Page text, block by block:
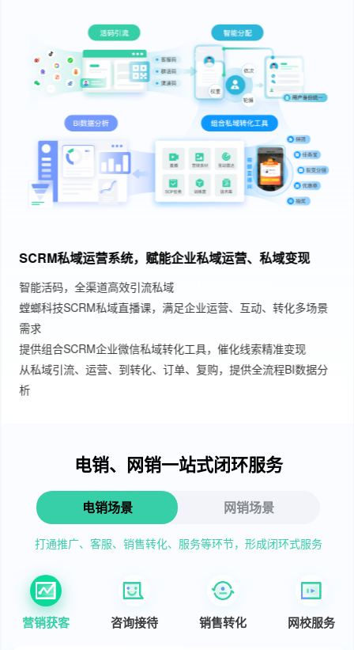
SCRM私域运营系统，赋能企业私域运营、私域变现
智能活码，全渠道高效引流私域SCRM私域管理系统
螳螂科技SCRM私域直播课，满足企业运营、互动、转化多场景
需求
提供组合SCRM企业微信私域转化工具，催化线索精准变现
从私域引流、运营、到转化、订单、复购，提供全流程BI数据分
析
电销、网销一站式闭环服务
电销场景 网销场景
打通推广、客服、销售转化、服务等环节，形成闭环式服务
营销获客 咨询接待 销售转化 网校服务